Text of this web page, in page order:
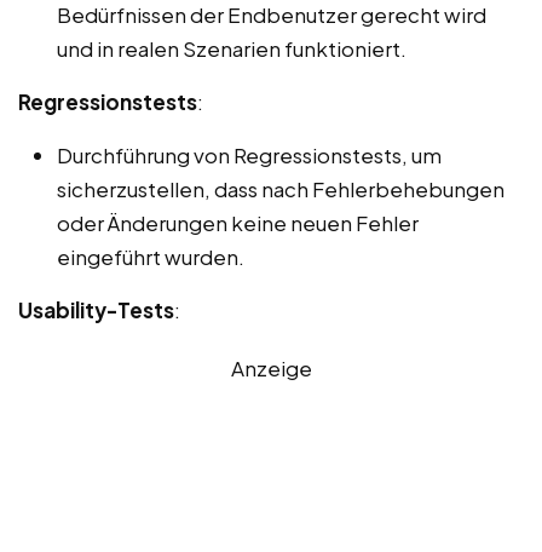
Bedürfnissen der Endbenutzer gerecht wird
und in realen Szenarien funktioniert.
Regressionstests:
Durchführung von Regressionstests, um
sicherzustellen, dass nach Fehlerbehebungen
oder Änderungen keine neuen Fehler
eingeführt wurden.
Usability-Tests:
Anzeige